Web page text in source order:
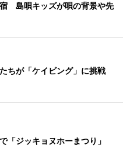
島唄キッズが唄の背景や先
ちが「ケイビング」に挑戦
「ジッキョヌホーまつり」